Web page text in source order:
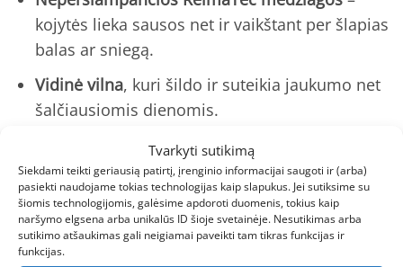
Tvarkyti sutikimą
Siekdami teikti geriausią patirtį, įrenginio informacijai saugoti ir (arba)
pasiekti naudojame tokias technologijas kaip slapukus. Jei sutiksime su
šiomis technologijomis, galėsime apdoroti duomenis, tokius kaip
naršymo elgsena arba unikalūs ID šioje svetainėje. Nesutikimas arba
sutikimo atšaukimas gali neigiamai paveikti tam tikras funkcijas ir
funkcijas.
kojytės lieka sausos net ir vaikštant per šlapias
balas ar sniegą.
Vidinė vilna, kuri šildo ir suteikia jaukumo net
šalčiausiomis dienomis.
Elastingi raišteliai ir lipdukai– batai greitai
apsiaunami ir puikiai priglunda prie pėdos.
Lengvas ir lankstus dizainas, kuris leidžia
vaikui nevaržomai judėti ir aktyviai leisti laiką
lauke.